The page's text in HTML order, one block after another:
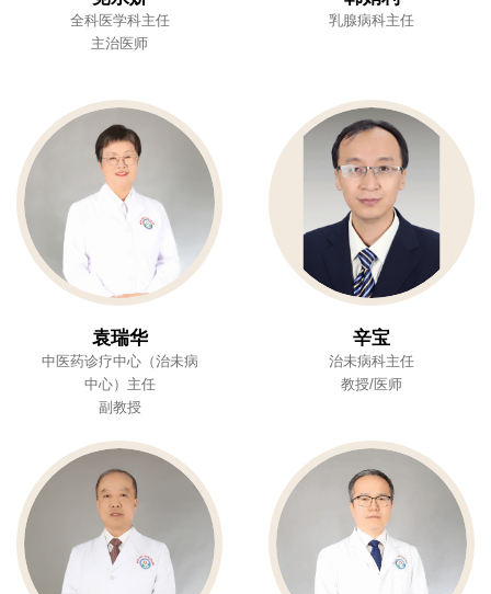
全科医学科主任
主治医师
乳腺病科主任
袁瑞华
中医药诊疗中心（治未病
中心）主任
副教授
辛宝
治未病科主任
教授/医师